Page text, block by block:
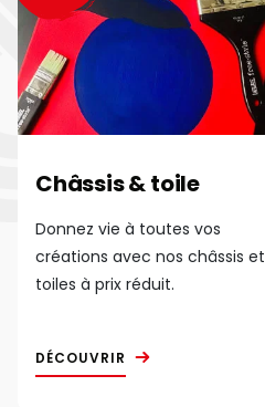
Châssis & toile
Donnez vie à toutes vos
créations avec nos châssis et
toiles à prix réduit.
DÉCOUVRIR